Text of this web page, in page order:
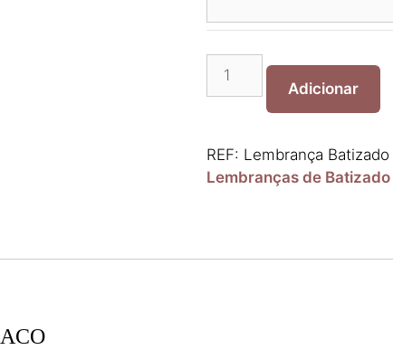
Quantidade
Lembrança
Caneca
Saco
Adicionar
REF: Lembrança
Lembranças de Batizado